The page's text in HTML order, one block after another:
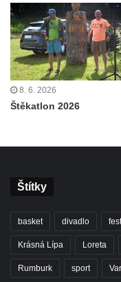
8. 6. 2026
Štěkatlon 2026
Štítky
basket divadlo
Krásná Lípa Loreta
Rumburk sport